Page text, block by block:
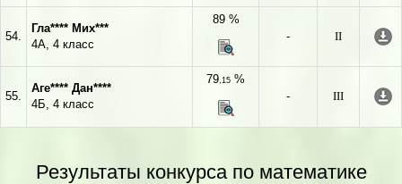
54.
Гла**** Мих***
4А, 4 класс
89 %
-
II
55.
Аге**** Дан****
4Б, 4 класс
79,15 %
-
III
Результаты конкурса по математике